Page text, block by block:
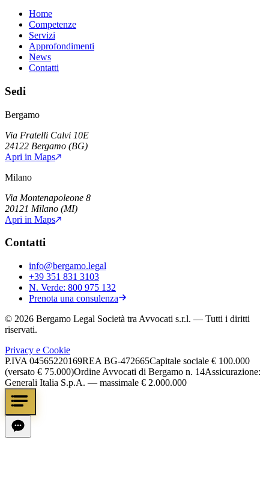
Home
Competenze
Servizi
Approfondimenti
News
Contatti
Sedi
Bergamo
Via Fratelli Calvi 10E
24122 Bergamo (BG)
Apri in Maps
Milano
Via Montenapoleone 8
20121 Milano (MI)
Apri in Maps
Contatti
info@bergamo.legal
+39 351 831 3103
N. Verde: 800 975 132
Prenota una consulenza
© 2026 Bergamo Legal Società tra Avvocati s.r.l. — Tutti i diritti
riservati.
Privacy e Cookie
P.IVA 04565220169REA BG-472665Capitale sociale € 100.000
(versato € 75.000)Ordine Avvocati di Bergamo n. 14Assicurazione:
Generali Italia S.p.A. — massimale € 2.000.000